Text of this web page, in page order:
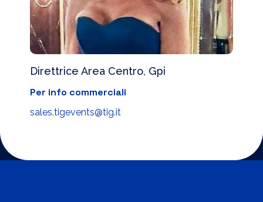
Direttrice Area Centro, Gpi
Per info commerciali
sales.tigevents@tig.it